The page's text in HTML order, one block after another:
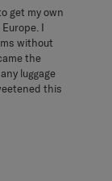
get my own
I
without
the
luggage
this